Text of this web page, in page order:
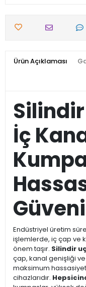
Ürün Açıklaması
İç
Endüstriyel üretim
işlemlerde, iç çap ve
önem taşır. Silindir
çap, kanal genişliği
maksimum
cihazlarıdır.